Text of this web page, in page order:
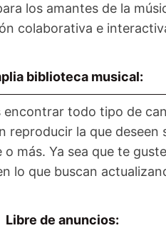
los amantes de la
colaborativa e
biblioteca musical:
todo tipo de
la que deseen
más. Ya sea que te
lo que buscan
Libre de anuncios: